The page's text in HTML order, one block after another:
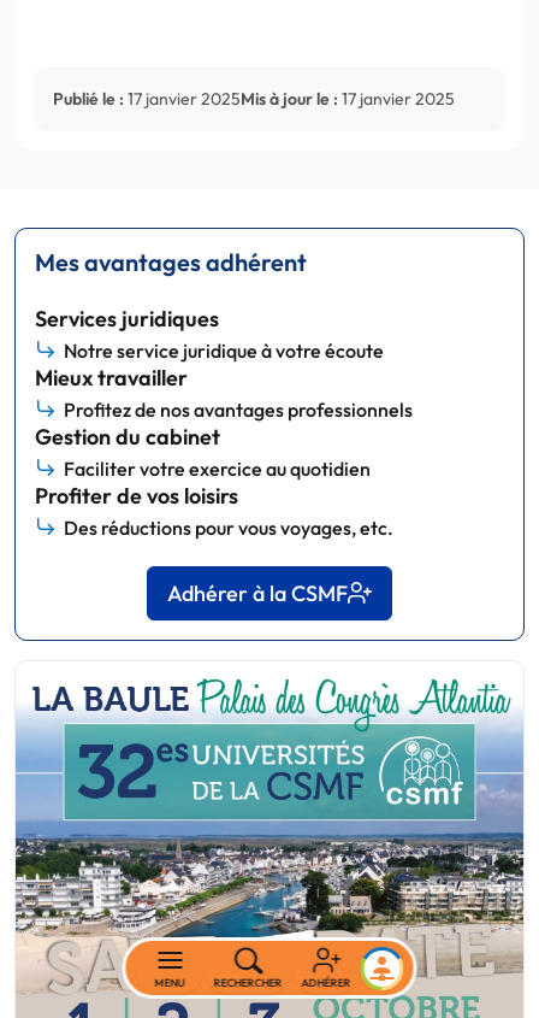
Publié le : 17 janvier 2025Mis à jour le : 17 janvier 2025
Mes avantages adhérent
Services juridiques
Notre service juridique à votre écoute
Mieux travailler
Profitez de nos avantages professionnels
Gestion du cabinet
Faciliter votre exercice au quotidien
Profiter de vos loisirs
Des réductions pour vous voyages, etc.
Adhérer à la CSMF
MENU RECHERCHER ADHÉRER